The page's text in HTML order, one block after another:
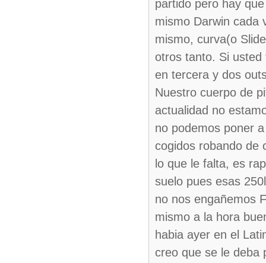
partido pero hay
mismo Darwin cada
mismo, curva(o
otros tanto. Si
en tercera y dos
Nuestro cuerpo de
actualidad no
no podemos poner
cogidos robando de
lo que le falta, es
suelo pues esas
no nos engañemos
mismo a la hora
habia ayer en el
creo que se le deba